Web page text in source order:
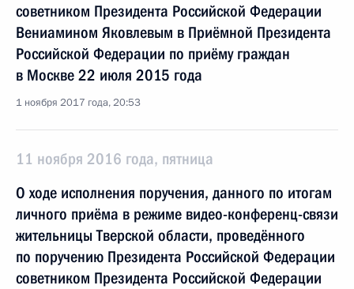
советником Президента Российской Федерации
Вениамином Яковлевым в Приёмной Президента
Российской Федерации по приёму граждан
в Москве 22 июля 2015 года
1 ноября 2017 года, 20:53
11 ноября 2016 года, пятница
О ходе исполнения поручения, данного по итогам
личного приёма в режиме видео-конференц-связи
жительницы Тверской области, проведённого
по поручению Президента Российской Федерации
советником Президента Российской Федерации